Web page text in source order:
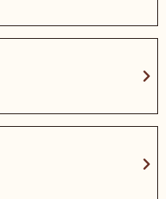
chevron_right
chevron_right